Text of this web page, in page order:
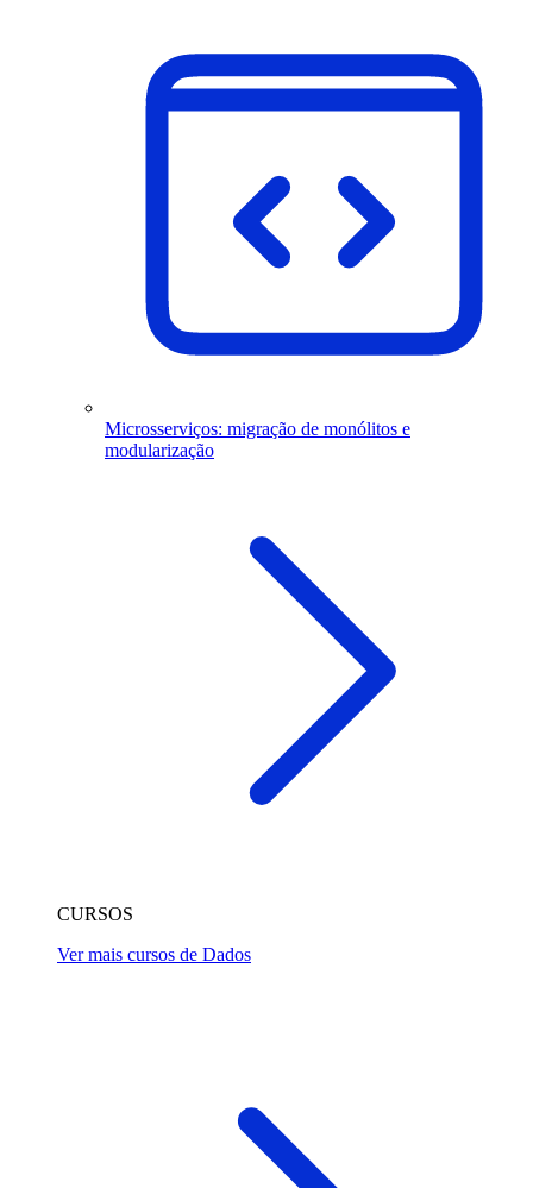
Microsserviços: migração de monólitos e
modularização
CURSOS
Ver mais cursos de Dados